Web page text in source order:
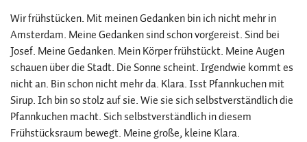
Wir frühstücken. Mit meinen Gedanken bin ich nicht mehr in
Amsterdam. Meine Gedanken sind schon vorgereist. Sind bei
Josef. Meine Gedanken. Mein Körper frühstückt. Meine Augen
schauen über die Stadt. Die Sonne scheint. Irgendwie kommt es
nicht an. Bin schon nicht mehr da. Klara. Isst Pfannkuchen mit
Sirup. Ich bin so stolz auf sie. Wie sie sich selbstverständlich die
Pfannkuchen macht. Sich selbstverständlich in diesem
Frühstücksraum bewegt. Meine große, kleine Klara.